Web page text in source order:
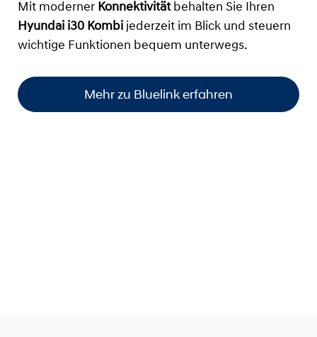
Mit moderner Konnektivitätbehalten Sie Ihren
Hyundai i30 Kombi jederzeit im Blick und steuern
wichtige Funktionen bequem unterwegs.
Mehr zu Bluelink erfahren